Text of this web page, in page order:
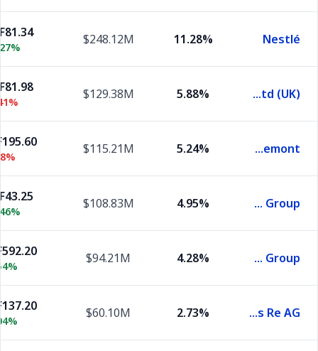
Nestlé
11.28%
$248.12M
Abb Ltd (UK)
5.88%
$129.38M
Compagnie Financiere Richemont
5.24%
$115.21M
Ubs Group
4.95%
$108.83M
Zurich Insurance Group
4.28%
$94.21M
Swiss Re AG
2.73%
$60.10M